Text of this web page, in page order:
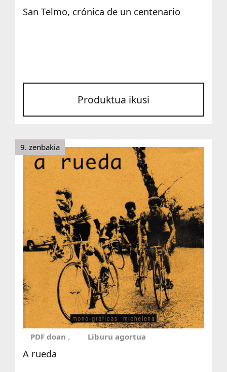
San Telmo, crónica de un centenario
Produktua ikusi
9. zenbakia
PDF doan Liburu agortua
A rueda